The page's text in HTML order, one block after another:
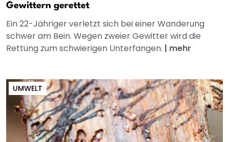
Gewittern gerettet
Ein 22-Jähriger verletzt sich bei einer Wanderung
schwer am Bein. Wegen zweier Gewitter wird die
Rettung zum schwierigen Unterfangen. | mehr
UMWELT